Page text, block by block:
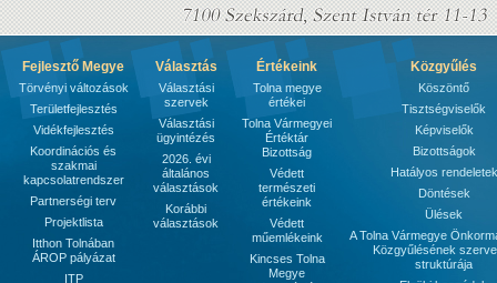
Fejlesztő Megye
Törvényi változások
Területfejlesztés
Vidékfejlesztés
Koordinációs és
szakmai
kapcsolatrendszer
Partnerségi terv
Projektlista
Itthon Tolnában
ÁROP pályázat
ITP
Választás
Választási
szervek
Választási
ügyintézés
2026. évi
általános
választások
Korábbi
választások
Értékeink
Tolna megye
értékei
Tolna Vármegyei
Értéktár
Bizottság
Védett
természeti
értékeink
Védett
műemlékeink
Kincses Tolna
Megye
Közgyűlés
Köszöntő
Tisztségviselők
Képviselők
Bizottságok
Hatályos rendeletek
Döntések
Ülések
A Tolna Vármegye
Közgyűlésének
struktúrája